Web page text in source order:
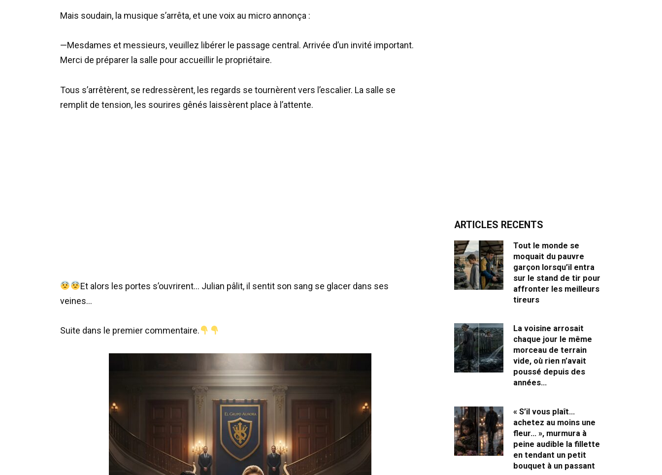
Mais soudain, la musique s’arrêta, et une voix au micro annonça :
—Mesdames et messieurs, veuillez libérer le passage central. Arrivée d’un invité important.
Merci de préparer la salle pour accueillir le propriétaire.
Tous s’arrêtèrent, se redressèrent, les regards se tournèrent vers l’escalier. La salle se
remplit de tension, les sourires gênés laissèrent place à l’attente.
Et alors les portes s’ouvrirent… Julian pâlit, il sentit son sang se glacer dans ses
veines…
Suite dans le premier commentaire.
ARTICLES RECENTS
Tout le monde se
moquait du pauvre
garçon lorsqu’il entra
sur le stand de tir pour
affronter les meilleurs
tireurs
La voisine arrosait
chaque jour le même
morceau de terrain
vide, où rien n’avait
poussé depuis des
années…
« S’il vous plaît…
achetez au moins une
fleur… », murmura à
peine audible la fillette
en tendant un petit
bouquet à un passant